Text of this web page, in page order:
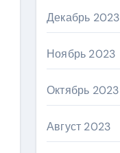
Декабрь 2023
Ноябрь 2023
Октябрь 2023
Август 2023